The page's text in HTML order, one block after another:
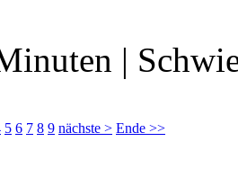
|
5 6 7 8 9 nächste > Ende >>